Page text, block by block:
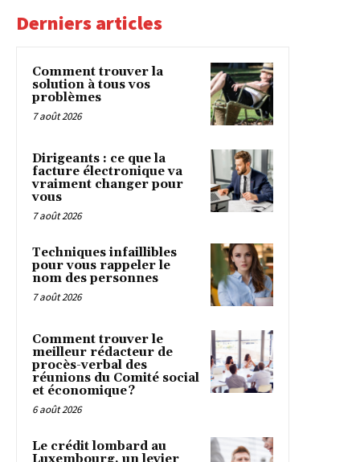
Derniers articles
Comment trouver la
solution à tous vos
problèmes
7 août 2026
Dirigeants : ce que la
facture électronique va
vraiment changer pour
vous
7 août 2026
Techniques infaillibles
pour vous rappeler le
nom des personnes
7 août 2026
Comment trouver le
meilleur rédacteur de
procès-verbal des
réunions du Comité social
et économique ?
6 août 2026
Le crédit lombard au